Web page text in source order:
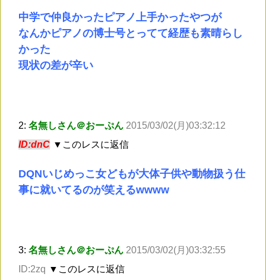
中学で仲良かったピアノ上手かったやつが
なんかピアノの博士号とってて経歴も素晴らし
かった
現状の差が辛い
2: 名無しさん＠おーぷん 2015/03/02(月)03:32:12
ID:dnC ▼このレスに返信
DQNいじめっこ女どもが大体子供や動物扱う仕
事に就いてるのが笑えるwwww
3: 名無しさん＠おーぷん 2015/03/02(月)03:32:55
ID:2zq ▼このレスに返信